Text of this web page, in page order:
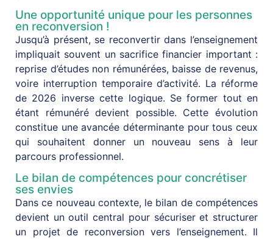
Une opportunité unique pour les personnes
en reconversion !
Jusqu’à présent, se reconvertir dans l’enseignement
impliquait souvent un sacrifice financier important :
reprise d’études non rémunérées, baisse de revenus,
voire interruption temporaire d’activité. La réforme
de 2026 inverse cette logique. Se former tout en
étant rémunéré devient possible. Cette évolution
constitue une avancée déterminante pour tous ceux
qui souhaitent donner un nouveau sens à leur
parcours professionnel.
Le bilan de compétences pour concrétiser
ses envies
Dans ce nouveau contexte, le bilan de compétences
devient un outil central pour sécuriser et structurer
un projet de reconversion vers l’enseignement. Il